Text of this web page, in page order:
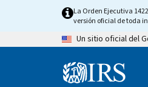
content
La Orden Ejecutiva
versión oficial de toda
Un sitio oficial del